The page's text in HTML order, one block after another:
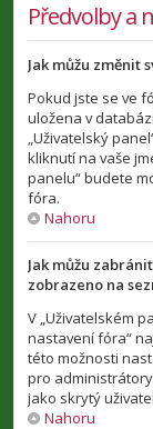
Předvolby a
Jak můžu změnit
Pokud jste se ve
uložena v
„Uživatelský
kliknutí na vaše
panelu“ budete
fóra.
Nahoru
Jak můžu
zobrazeno na
V „Uživatelském
nastavení fóra“
této možnosti
pro
jako skrytý
Nahoru